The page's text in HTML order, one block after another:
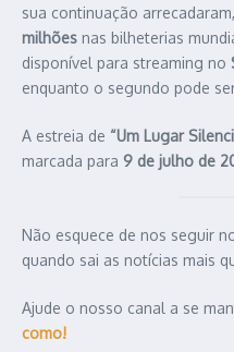
sua continuação
milhões nas bilheterias
disponível para streaming no
enquanto o segundo pode
A estreia de “Um Lugar
marcada para 9 de julho de
Não esquece de nos seguir
quando sai as notícias mais
Ajude o nosso canal a se
como!